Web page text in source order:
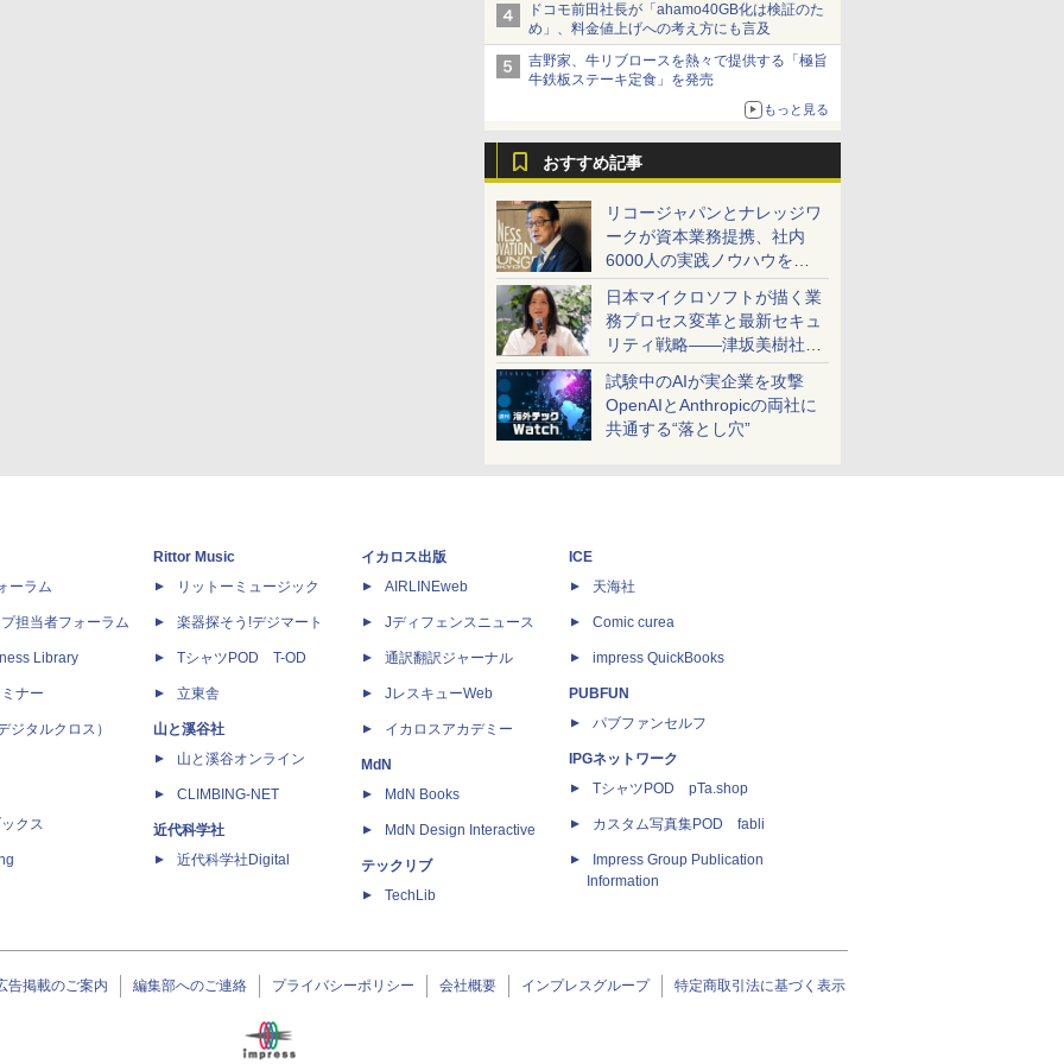
ドコモ前田社長が「ahamo40GB化は検証のた
め」、料金値上げへの考え方にも言及
吉野家、牛リブロースを熱々で提供する「極旨
牛鉄板ステーキ定食」を発売
もっと見る
おすすめ記事
リコージャパンとナレッジワ
ークが資本業務提携、社内
6000人の実践ノウハウを生
かした「AI商談記録 for
RICOH」を展開へ
日本マイクロソフトが描く業
務プロセス変革と最新セキュ
リティ戦略――津坂美樹社長
が2027年度戦略を説明
試験中のAIが実企業を攻撃
OpenAIとAnthropicの両社に
共通する“落とし穴”
ーラム
担当者フォーラム
Library
ナー
ジタルクロス）
クス
Rittor Music
リットーミュージック
楽器探そう!デジマート
TシャツPOD T-OD
立東舎
山と溪谷社
山と溪谷オンライン
CLIMBING-NET
近代科学社
近代科学社Digital
イカロス出版
AIRLINEweb
Jディフェンスニュース
通訳翻訳ジャーナル
JレスキューWeb
イカロスアカデミー
MdN
MdN Books
MdN Design Interactive
テックリブ
TechLib
ICE
天海社
Comic curea
impress QuickBooks
PUBFUN
パブファンセルフ
IPGネットワーク
TシャツPOD pTa.shop
カスタム写真集POD fabli
Impress Group Publication
Information
告掲載のご案内 編集部へのご連絡 プライバシーポリシー 会社概要 インプレスグループ 特定商取引法に基づく表示